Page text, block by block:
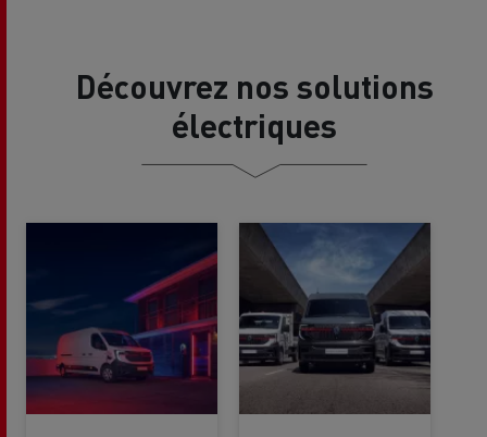
Découvrez nos solutions
électriques